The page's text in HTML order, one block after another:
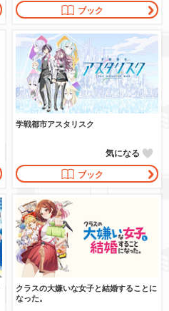
ブック
学戦都市アスタリスク
ブック
気になる
クラスの大嫌いな女子と結婚することに
なった。